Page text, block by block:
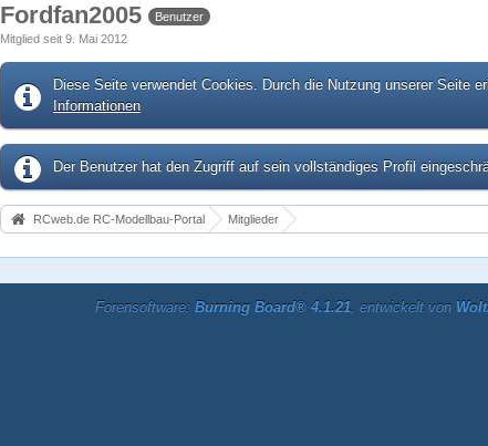
Fordfan2005
Benutzer
Mitglied seit 9. Mai 2012
Diese Seite verwendet Cookies. Durch die Nutzung unserer Seite
Informationen
Der Benutzer hat den Zugriff auf sein vollständiges Profil
RCweb.de RC-Modellbau-Portal Mitglieder
Forensoftware: Burning Board® 4.1.21, entwickelt von